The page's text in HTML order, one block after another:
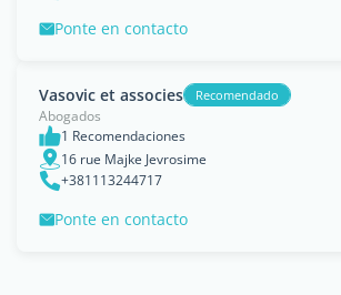
Ponte en contacto
Vasovic et associes Recomendado
Abogados
1 Recomendaciones
16 rue Majke Jevrosime
+381113244717
Ponte en contacto